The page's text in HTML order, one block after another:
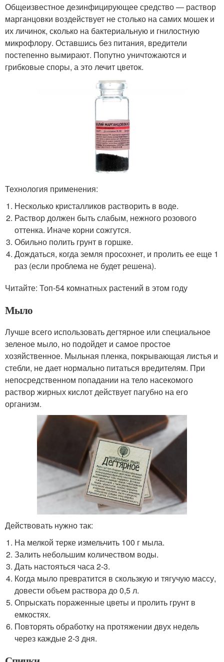
Общеизвестное дезинфицирующее средство — раствор
марганцовки воздействует не столько на самих мошек и
их личинок, сколько на бактериальную и гнилостную
микрофлору. Оставшись без питания, вредители
постепенно вымирают. Попутно уничтожаются и
грибковые споры, а это лечит цветок.
Технология применения:
Несколько кристалликов растворить в воде.
Раствор должен быть слабым, нежного розового
оттенка. Иначе корни сожгутся.
Обильно полить грунт в горшке.
Дождаться, когда земля просохнет, и пролить ее еще 1
раз (если проблема не будет решена).
Читайте: Топ-54 комнатных растений в этом году
Мыло
Лучше всего использовать дегтярное или специальное
зеленое мыло, но подойдет и самое простое
хозяйственное. Мыльная пленка, покрывающая листья и
стебли, не дает нормально питаться вредителям. При
непосредственном попадании на тело насекомого
раствор жирных кислот действует пагубно на его
организм.
Действовать нужно так:
На мелкой терке измельчить 100 г мыла.
Залить небольшим количеством воды.
Дать настояться часа 2-3.
Когда мыло превратится в скользкую и тягучую массу,
довести объем раствора до 0,5 л.
Опрыскать пораженные цветы и пролить грунт в
емкостях.
Повторять обработку на протяжении двух недель
через каждые 2-3 дня.